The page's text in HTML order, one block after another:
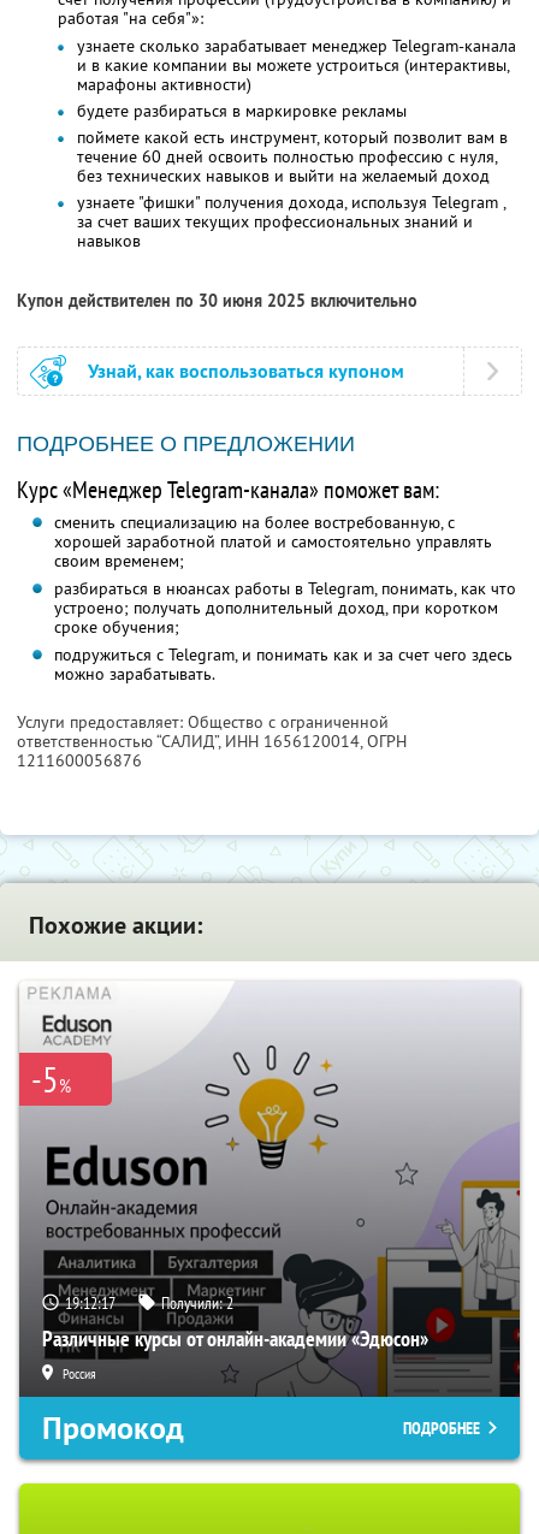
работая "на себя"»:
узнаете сколько зарабатывает менеджер Telegram-канала
и в какие компании вы можете устроиться (интерактивы,
марафоны активности)
будете разбираться в маркировке рекламы
поймете какой есть инструмент, который позволит вам в
течение 60 дней освоить полностью профессию с нуля,
без технических навыков и выйти на желаемый доход
узнаете "фишки" получения дохода, используя Telegram ,
за счет ваших текущих профессиональных знаний и
навыков
Купон действителен по 30 июня 2025 включительно
Узнай, как воспользоваться купоном
ПОДРОБНЕЕ О ПРЕДЛОЖЕНИИ
Курс «Менеджер Telegram-канала» поможет вам:
сменить специализацию на более востребованную, с
хорошей заработной платой и самостоятельно управлять
своим временем;
разбираться в нюансах работы в Telegram, понимать, как что
устроено; получать дополнительный доход, при коротком
сроке обучения;
подружиться с Telegram, и понимать как и за счет чего здесь
можно зарабатывать.
Услуги предоставляет: Общество с ограниченной
ответственностью “САЛИД”, ИНН 1656120014, ОГРН
1211600056876
Похожие акции:
-5%
19:12:16 Получили:2
Различные курсы от онлайн-академии «Эдюсон»
Россия
Промокод ПОДРОБНЕЕ